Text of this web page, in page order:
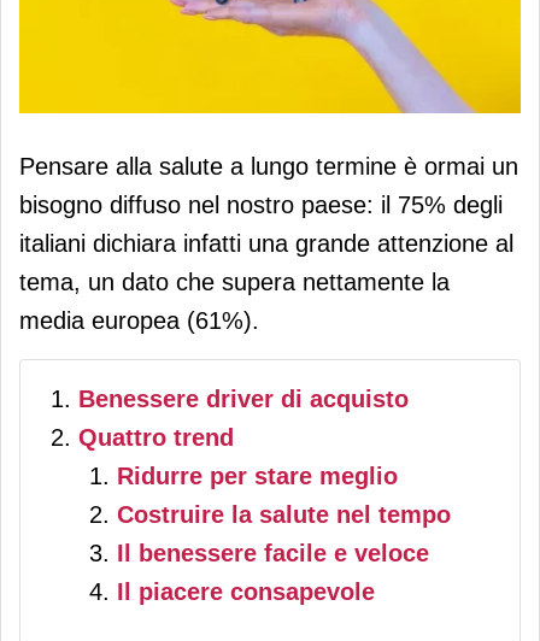
La salute riempie il carrello: il
benessere guida le nuove scelte di
consumo
Pensare alla salute a lungo termine è ormai un
bisogno diffuso nel nostro paese: il 75% degli
italiani dichiara infatti una grande attenzione al
tema, un dato che supera nettamente la
media europea (61%).
Benessere driver di acquisto
Quattro trend
Ridurre per stare meglio
Costruire la salute nel tempo
Il benessere facile e veloce
Il piacere consapevole